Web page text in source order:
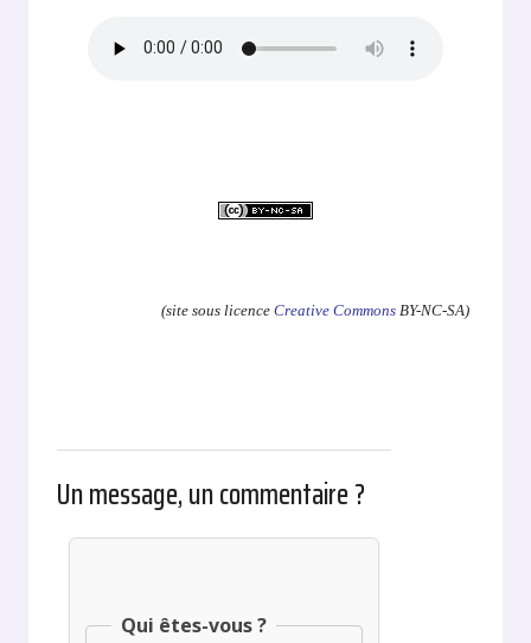
(site sous licence Creative CommonsBY-NC-SA)
Un message, un commentaire ?
Qui êtes-vous ?